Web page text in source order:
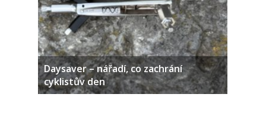
Daysaver – nářadí, co zachrání
cyklistův den